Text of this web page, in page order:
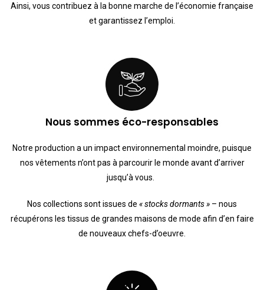
Ainsi, vous contribuez à la bonne marche de l’économie française
et garantissez l’emploi.
Nous sommes éco-responsables
Notre production a un impact environnemental moindre, puisque
nos vêtements n’ont pas à parcourir le monde avant d’arriver
jusqu’à vous.
Nos collections sont issues de « stocks dormants » – nous
récupérons les tissus de grandes maisons de mode afin d’en faire
de nouveaux chefs-d’oeuvre.